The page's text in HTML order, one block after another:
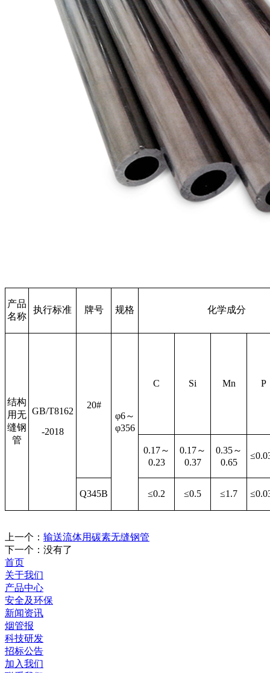
产品
名称
执行标准 牌号 规格 化学成分
结构
用无
缝钢
管
GB/T8162
-2018
20#
φ6～
φ356
C Si Mn P
0.17～
0.23
0.17～
0.37
0.35～
0.65
≤
Q345B ≤0.2 ≤0.5 ≤1.7 ≤
上一个： 输送流体用碳素无缝钢管
下一个： 没有了
首页
关于我们
产品中心
安全及环保
新闻资讯
烟管报
科技研发
招标公告
加入我们